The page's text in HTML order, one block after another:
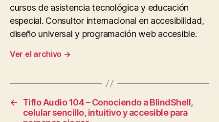
cursos de asistencia tecnológica y educación
especial. Consultor internacional en accesibilidad,
diseño universal y programación web accesible.
Ver el archivo →
←
Tiflo Audio 104 – Conociendo a BlindShell,
celular sencillo, intuitivo y accesible para